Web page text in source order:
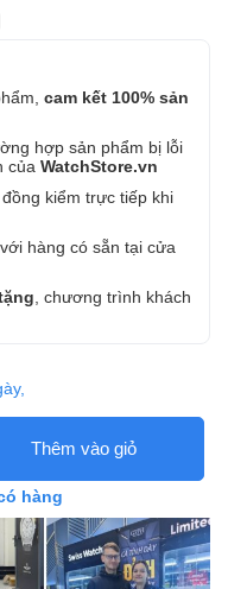
cam kết 100% sản
hợp sản phẩm bị lỗi
của WatchStore.vn
kiểm trực tiếp khi
hàng có sẵn tại cửa
, chương trình khách
Thêm vào giỏ
hàng